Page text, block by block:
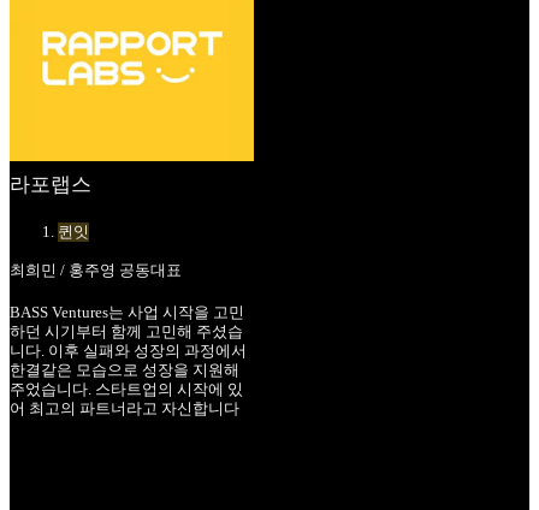
라포랩스
퀸잇
최희민 / 홍주영 공동대표
BASS Ventures는 사업 시작을 고민
하던 시기부터 함께 고민해 주셨습
니다. 이후 실패와 성장의 과정에서
한결같은 모습으로 성장을 지원해
주었습니다. 스타트업의 시작에 있
어 최고의 파트너라고 자신합니다